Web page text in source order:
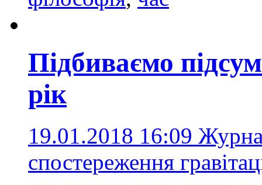
Підбиваємо
рік
19.01.2018 16:09
спостереження